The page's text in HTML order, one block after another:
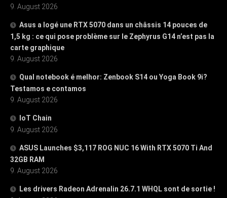
9. August 2026
Asus a logé une RTX 5070 dans un châssis 14 pouces de
1,5 kg : ce qui pose problème sur le Zephyrus G14 n’est pas la
carte graphique
9. August 2026
Qual notebook é melhor: Zenbook S14 ou Yoga Book 9i?
Testamos e contamos
9. August 2026
IoT Chain
9. August 2026
ASUS Launches $3,117 ROG NUC 16 With RTX 5070 Ti And
32GB RAM
9. August 2026
Les drivers Radeon Adrenalin 26.7.1 WHQL sont de sortie !